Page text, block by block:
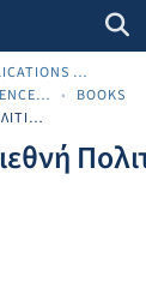
NUP ACADEMIC PUBLICATIONS - ΑΚΑΔΗΜΑΪΚΈΣ ΔΗΜΟΣΙΕΎΣΕΙΣ ΠΝΠ
SCHOOL OF ECONOMIC SCIENCES AND BUSINESS
BOOKS
ΕΙΣΑΓΩΓΉ ΣΤΗ ΔΙΕΘΝΉ ΠΟΛΙΤΙΚΉ ΟΙΚΟΝΟΜΊΑ